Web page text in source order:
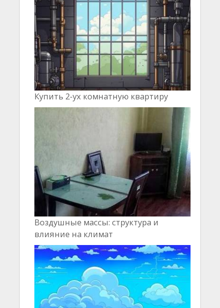
Купить 2-ух комнатную квартиру
Воздушные массы: структура и
влияние на климат